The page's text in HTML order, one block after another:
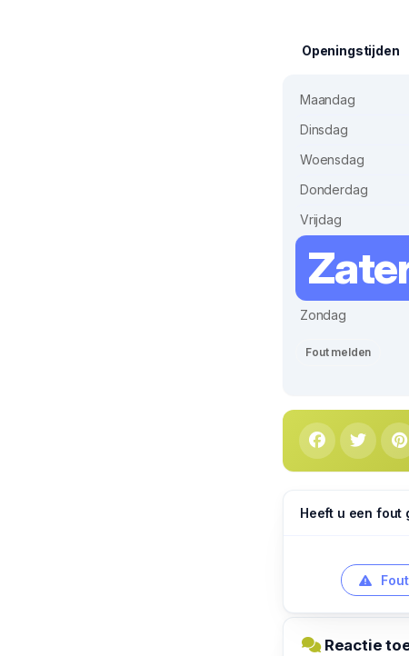
Openingstijden
Maandag
Dinsdag
Woensdag
Donderdag
Vrijdag
Zondag
Fout melden
Heeft u een fout
Reactie